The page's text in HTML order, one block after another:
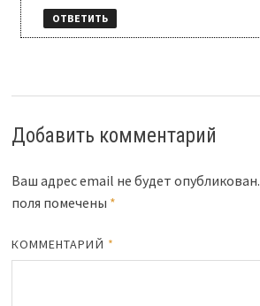
ОТВЕТИТЬ
Добавить комментарий
Ваш адрес email не будет опубликован.
поля помечены *
КОММЕНТАРИЙ *